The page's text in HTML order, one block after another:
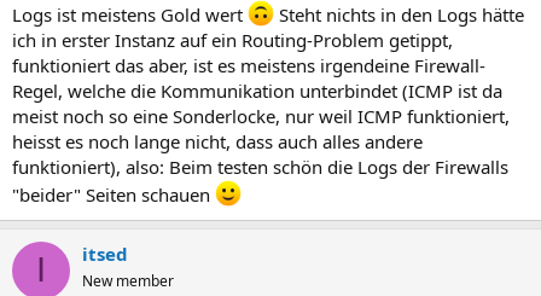
Logs ist meistens Gold wert
Steht nichts in den Logs hätte
ich in erster Instanz auf ein Routing-Problem getippt,
funktioniert das aber, ist es meistens irgendeine Firewall-
Regel, welche die Kommunikation unterbindet (ICMP ist da
meist noch so eine Sonderlocke, nur weil ICMP funktioniert,
heisst es noch lange nicht, dass auch alles andere
funktioniert), also: Beim testen schön die Logs der Firewalls
"beider" Seiten schauen
I itsed
New member